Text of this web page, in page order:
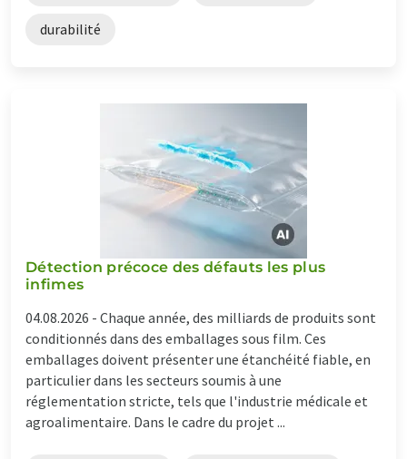
durabilité
Détection précoce des défauts les plus
infimes
04.08.2026 - Chaque année, des milliards de produits sont
conditionnés dans des emballages sous film. Ces
emballages doivent présenter une étanchéité fiable, en
particulier dans les secteurs soumis à une
réglementation stricte, tels que l'industrie médicale et
agroalimentaire. Dans le cadre du projet ...